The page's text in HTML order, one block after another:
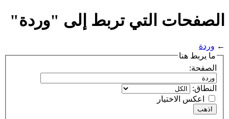
الصفحات التي تربط إلى "وردة"
← وردة
ما يربط هنا
الصفحة:
النطاق:
اعكس الاختيار